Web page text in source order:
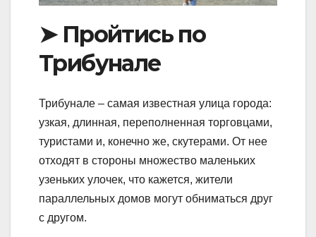
➤ Пройтись по
Трибунале
Трибунале – самая известная улица города:
узкая, длинная, переполненная торговцами,
туристами и, конечно же, скутерами. От нее
отходят в стороны множество маленьких
узеньких улочек, что кажется, жители
параллельных домов могут обниматься друг
с другом.